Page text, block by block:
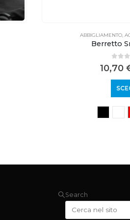
ABBIGLIAMENTO,
Berretto
10,70
Search